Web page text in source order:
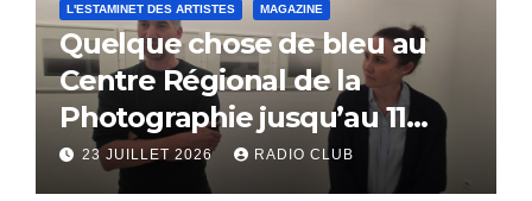
L'ESTAMINET DES ARTISTES MAGAZINE
Quelque chose de bleu au
Centre Régional de la
Photographie jusqu’au 11
octobre
23 JUILLET 2026 RADIO CLUB